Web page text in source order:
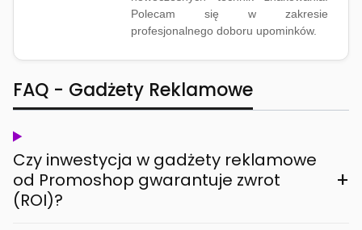
Polecam się w zakresie
profesjonalnego doboru upominków.
FAQ - Gadżety Reklamowe
Czy inwestycja w gadżety reklamowe
od Promoshop gwarantuje zwrot
(ROI)?
+